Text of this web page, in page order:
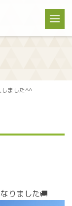
しました^^
りました🚚